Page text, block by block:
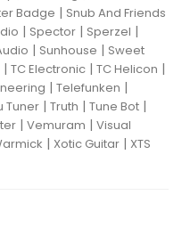
Badge | Snub And Friends
| Spector | Sperzel |
| Sunhouse | Sweet
| TC Electronic | TC Helicon |
| Telefunken |
Tuner | Truth | Tune Bot |
| Vemuram | Visual
| Xotic Guitar | XTS